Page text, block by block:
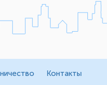
Контакты